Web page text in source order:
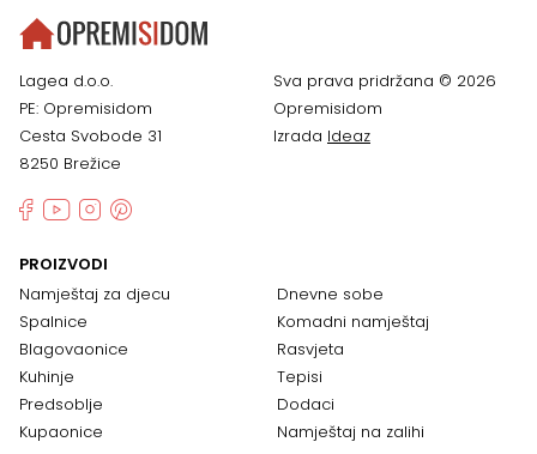
Lagea d.o.o.
PE: Opremisidom
Cesta Svobode 31
8250 Brežice
Sva prava pridržana © 2026
Opremisidom
Izrada Ideaz
PROIZVODI
Namještaj za djecu
Spalnice
Blagovaonice
Kuhinje
Predsoblje
Kupaonice
Dnevne sobe
Komadni namještaj
Rasvjeta
Tepisi
Dodaci
Namještaj na zalihi